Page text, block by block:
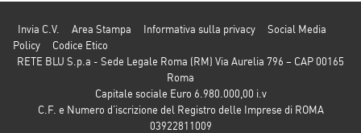
Invia C.V. Area Stampa Informativa sulla privacy
Social Media
Policy
Codice Etico
RETE BLU S.p.a - Sede Legale Roma (RM) Via Aurelia 796 – CAP 00165
Roma
Capitale sociale Euro 6.980.000,00 i.v
C.F. e Numero d’iscrizione del Registro delle Imprese di ROMA
03922811009